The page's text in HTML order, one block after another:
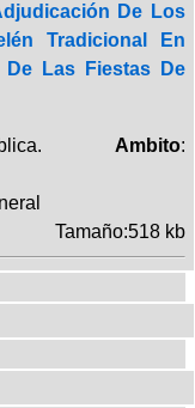
De Los
Tradicional En
De Las Fiestas De
Ambito:
Tamaño:518 kb